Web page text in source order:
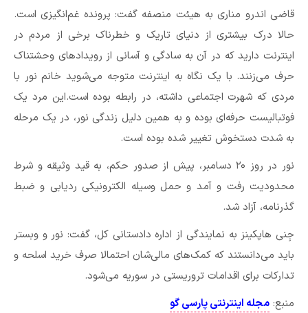
قاضی اندرو مناری به هیئت منصفه گفت: پرونده غم‌انگیزی‌ است.
حالا درک بیشتری از دنیای تاریک و خطرناک برخی از مردم در
اینترنت دارید که در آن به سادگی و آسانی از رویداد‌های وحشتناک
حرف می‌زنند. با یک نگاه به اینترنت متوجه می‌شوید خانم نور با
مردی که شهرت اجتماعی داشته، در رابطه بوده است.این مرد یک
فوتبالیست حرفه‌ای بوده و به همین دلیل زندگی نور، در یک مرحله
به شدت دستخوش تغییر شده بوده است.
نور در روز ۲۰ دسامبر، پیش از صدور حکم، به قید وثیقه و شرط
محدودیت رفت و آمد و حمل وسیله الکترونیکی ردیابی و ضبط
گذرنامه، آزاد شد.
جِنی‌ هاپکینز به نمایندگی از اداره دادستانی کل، گفت: نور و وبستر
باید می‌دانستند که کمک‌های مالی‌شان احتمالا صرف خرید اسلحه و
تدارکات برای اقدامات تروریستی در سوریه می‌شود.
منبع: مجله اینترنتی پارسی گو